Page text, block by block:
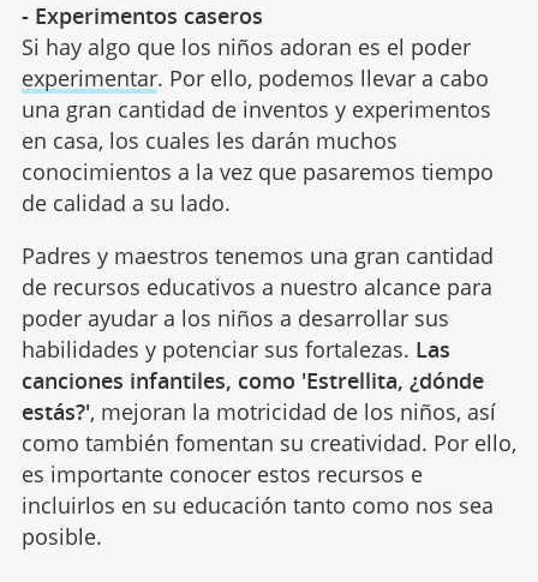
- Experimentos caseros
Si hay algo que los niños adoran es el poder
experimentar. Por ello, podemos llevar a cabo
una gran cantidad de inventos y experimentos
en casa, los cuales les darán muchos
conocimientos a la vez que pasaremos tiempo
de calidad a su lado.
Padres y maestros tenemos una gran cantidad
de recursos educativos a nuestro alcance para
poder ayudar a los niños a desarrollar sus
habilidades y potenciar sus fortalezas. Las
canciones infantiles, como 'Estrellita, ¿dónde
estás?', mejoran la motricidad de los niños, así
como también fomentan su creatividad. Por ello,
es importante conocer estos recursos e
incluirlos en su educación tanto como nos sea
posible.